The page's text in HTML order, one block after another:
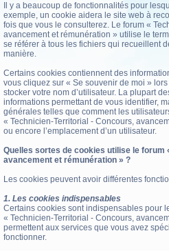
Il y a beaucoup de fonctionnalités pour
exemple, un cookie aidera le site web à
fois que vous le consulterez. Le forum «
avancement et rémunération » utilise le
se référer à tous les fichiers qui recueillent
manière.
Certains cookies contiennent des
vous cliquez sur « Se souvenir de moi »
stocker votre nom d’utilisateur. La plupart
informations permettant de vous identifier,
générales telles que comment les
« Technicien-Territorial - Concours,
ou encore l’emplacement d’un utilisateur.
Quelles sortes de cookies utilise le forum
avancement et rémunération » ?
Les cookies peuvent avoir différentes
1. Les cookies indispensables
Certains cookies sont indispensables pour
« Technicien-Territorial - Concours,
permettent aux services que vous avez
fonctionner.